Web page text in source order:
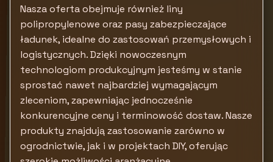
Nasza oferta obejmuje również liny
polipropylenowe oraz pasy zabezpieczające
ładunek, idealne do zastosowań przemysłowych i
logistycznych. Dzięki nowoczesnym
technologiom produkcyjnym jesteśmy w stanie
sprostać nawet najbardziej wymagającym
zleceniom, zapewniając jednocześnie
konkurencyjne ceny i terminowość dostaw. Nasze
produkty znajdują zastosowanie zarówno w
ogrodnictwie, jak i w projektach DIY, oferując